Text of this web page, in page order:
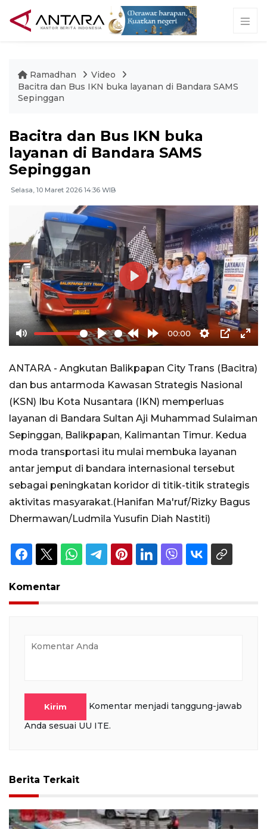
Ramadhan
Video
Bacitra dan Bus IKN buka layanan di Bandara SAMS
Sepinggan
Bacitra dan Bus IKN buka
layanan di Bandara SAMS
Sepinggan
Selasa, 10 Maret 2026 14:36 WIB
Mute Play
RewindForward
10s
00:00
Settings
PIP
Play
ANTARA - Angkutan Balikpapan City Trans (Bacitra)
dan bus antarmoda Kawasan Strategis Nasional
(KSN) Ibu Kota Nusantara (IKN) memperluas
layanan di Bandara Sultan Aji Muhammad Sulaiman
Sepinggan, Balikpapan, Kalimantan Timur. Kedua
moda transportasi itu mulai membuka layanan
antar jemput di bandara internasional tersebut
sebagai peningkatan koridor di titik-titik strategis
aktivitas masyarakat.(Hanifan Ma'ruf/Rizky Bagus
Dhermawan/Ludmila Yusufin Diah Nastiti)
Komentar
Kirim
Komentar menjadi tanggung-jawab
Anda sesuai UU ITE.
Berita Terkait